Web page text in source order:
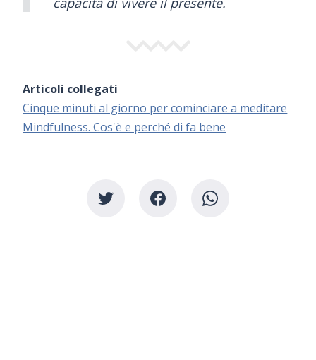
Articoli collegati
Cinque minuti al giorno per cominciare a meditare
Mindfulness. Cos'è e perché di fa bene